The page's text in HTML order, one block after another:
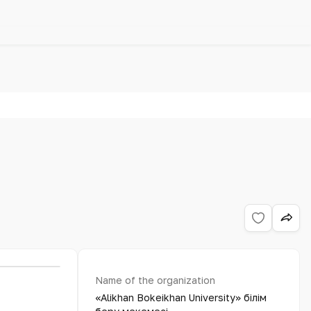
Name of the organization
«Alikhan Bokeikhan University» білім